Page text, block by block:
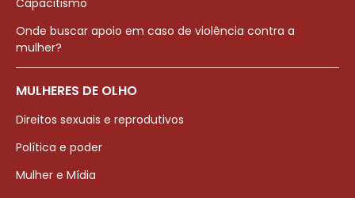
Capacitismo
Onde buscar apoio em caso de violência contra a
mulher?
MULHERES DE OLHO
Direitos sexuais e reprodutivos
Política e poder
Mulher e Mídia